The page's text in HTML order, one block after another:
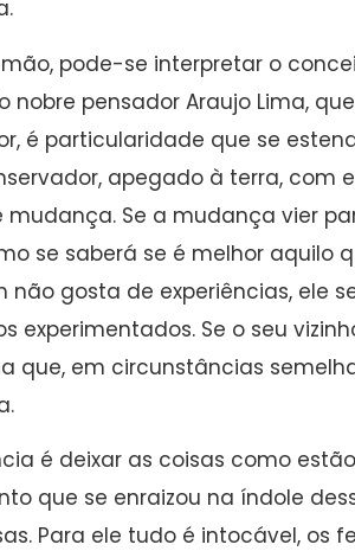
pode-se interpretar o
nobre pensador Araujo Lima,
é particularidade que se
apegado à terra, com
mudança. Se a mudança vier
se saberá se é melhor aquilo
não gosta de experiências, ele
experimentados. Se o seu
que, em circunstâncias
é deixar as coisas como
que se enraizou na índole
Para ele tudo é intocável, os